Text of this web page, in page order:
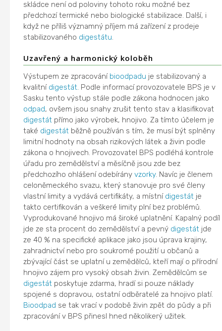
skládce není od poloviny tohoto roku možné bez
předchozí termické nebo biologické stabilizace. Další, i
když ne příliš významný příjem má zařízení z prodeje
stabilizovaného digestátu.
Uzavřený a harmonický koloběh
Výstupem ze zpracování bioodpadu je stabilizovaný a
kvalitní digestát . Podle informací provozovatele BPS je v
Sasku tento výstup stále podle zákona hodnocen jako
odpad, ovšem jsou snahy zrušit tento stav a klasifikovat
digestát přímo jako výrobek, hnojivo. Za tímto účelem je
také digestát běžně používán s tím, že musí být splněny
limitní hodnoty na obsah rizikových látek a živin podle
zákona o hnojivech. Provozovatel BPS podléhá kontrole
úřadu pro zemědělství a měsíčně jsou zde bez
předchozího ohlášení odebírányvzorky. Navíc je členem
celoněmeckého svazu, který stanovuje pro své členy
vlastní limity a vydává certifikáty, a místní digestát je
takto certifikován a veškeré limity plní bez problémů.
Vyprodukované hnojivo má široké uplatnění. Kapalný podíl
jde ze sta procent do zemědělství a pevný digestát jde
ze 40 % na specifické aplikace jako jsou úprava krajiny,
zahradnictví nebo pro soukromé použití u občanů a
zbývající část se uplatní u zemědělců, kteří mají o přírodní
hnojivo zájem pro vysoký obsah živin. Zemědělcům se
digestát poskytuje zdarma, hradí si pouze náklady
spojené s dopravou, ostatní odběratelé za hnojivo platí.
Bioodpad se tak vrací v podobě živin zpět do půdy a při
zpracování v BPS přinesl hned několikerý užitek.